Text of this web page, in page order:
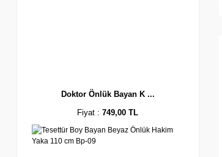
Doktor Önlük Bayan K ...
Fiyat :749,00 TL